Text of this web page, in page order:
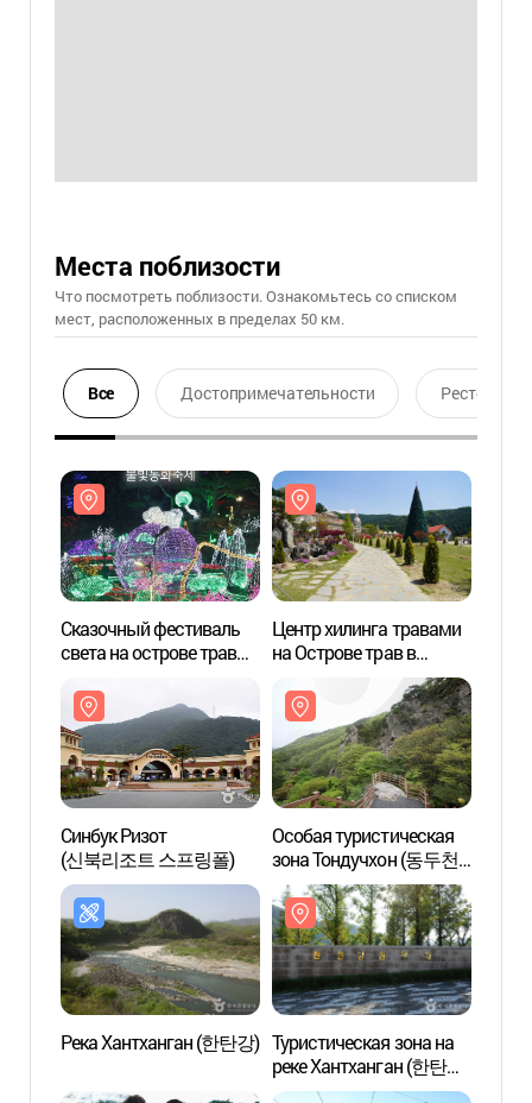
Места поблизости
Что посмотреть поблизости. Ознакомьтесь со списком
мест, расположенных в пределах 50 км.
Все Достопримечательности Ресторан
Сказочный фестиваль
света на острове трав
불빛동화축제)
Центр хилинга травами
на Острове трав в
Пхочхоне (허브아일랜드
허브힐링센터)
Синбук Ризот
(신북리조트 스프링폴)
Особая туристическая
зона Тондучхон (동두천
관광특구)
Река Хантханган (한탄강) Туристическая зона на
реке Хантханган (한탄강
관광지)